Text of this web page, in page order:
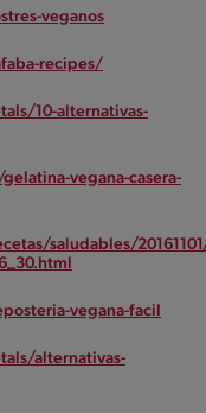
veganos
recipes/
10-alternativas-
vegana-casera-
saludables/
vegana-facil
alternativas-